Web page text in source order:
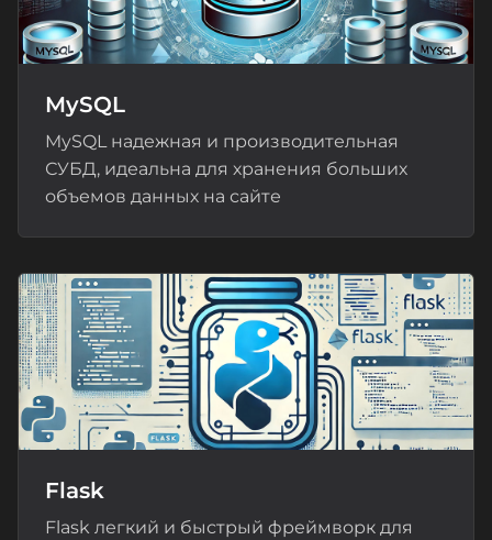
MySQL
MySQL надежная и производительная
СУБД, идеальна для хранения больших
объемов данных на сайте
Flask
Flask легкий и быстрый фреймворк для